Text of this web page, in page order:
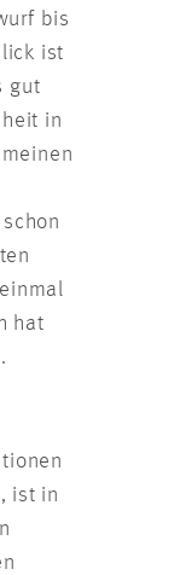
bis
ist
gut
in
hat
ist in